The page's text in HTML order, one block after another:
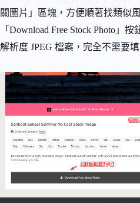
關圖片」區塊，方便順著找類似
「Download Free Stock Photo」
解析度 JPEG 檔案，完全不需要